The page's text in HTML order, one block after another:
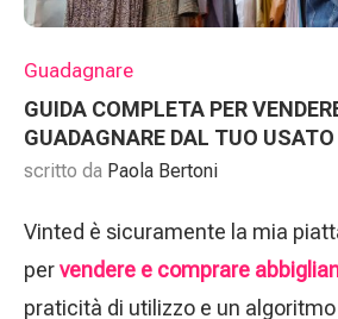
Guadagnare
GUIDA COMPLETA PER
GUADAGNARE DAL TUO USATO
scritto da Paola Bertoni
Vinted è sicuramente la mia
pervendere e comprare
praticità di utilizzo e un